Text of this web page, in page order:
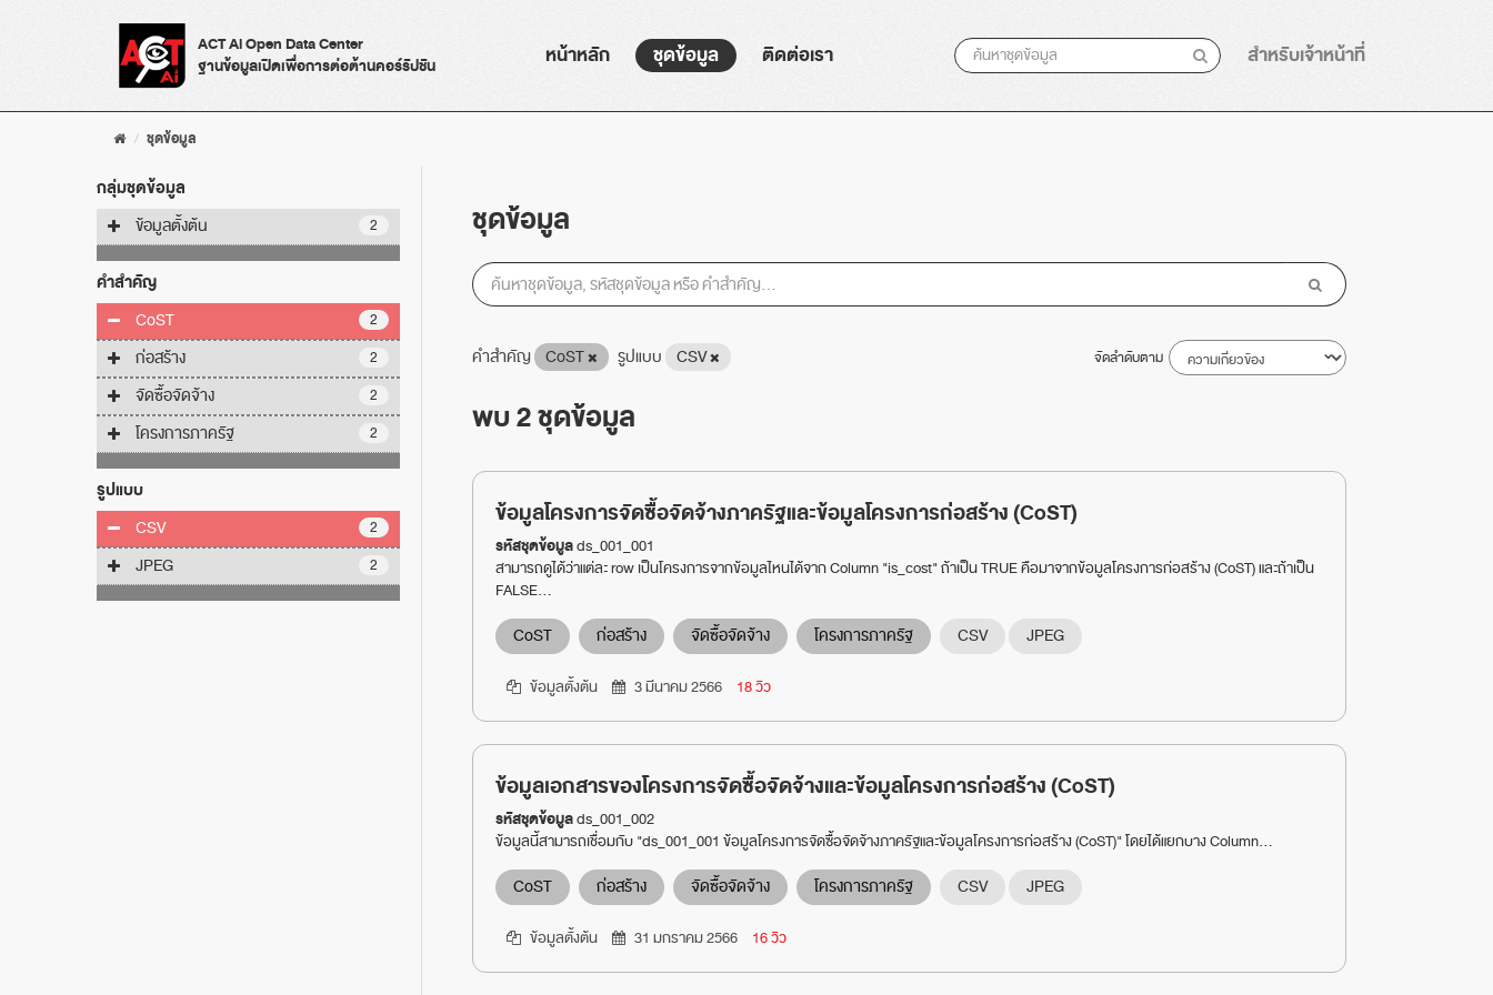
ACT Ai Open Data Center
ฐานข้อมูลเปิดเพื่อการต่อต้านคอร์รัปชัน
หน้าหลัก ชุดข้อมูล ติดต่อเรา สำหรับเจ้าหน้าที่
ชุดข้อมูล
กลุ่มชุดข้อมูล
ข้อมูลตั้งต้น 2
คำสำคัญ
CoST 2
ก่อสร้าง 2
จัดซื้อจัดจ้าง 2
โครงการภาครัฐ 2
รูปแบบ
CSV 2
JPEG 2
ชุดข้อมูล
จัดลำดับตาม
คำสำคัญ CoST รูปแบบ CSV
พบ 2 ชุดข้อมูล
ข้อมูลโครงการจัดซื้อจัดจ้างภาครัฐและข้อมูลโครงการก่อสร้าง (CoST)
รหัสชุดข้อมูลds_001_001
สามารถดูได้ว่าแต่ละ row เป็นโครงการจากข้อมูลไหนได้จาก Column "is_cost" ถ้าเป็น TRUE คือมาจากข้อมูลโครงการก่อสร้าง (CoST) และถ้าเป็น
FALSE...
CoST ก่อสร้าง จัดซื้อจัดจ้าง โครงการภาครัฐ CSV JPEG
ข้อมูลตั้งต้น 3 มีนาคม 2566 18 วิว
ข้อมูลเอกสารของโครงการจัดซื้อจัดจ้างและข้อมูลโครงการก่อสร้าง (CoST)
รหัสชุดข้อมูลds_001_002
ข้อมูลนี้สามารถเชื่อมกับ "ds_001_001 ข้อมูลโครงการจัดซื้อจัดจ้างภาครัฐและข้อมูลโครงการก่อสร้าง (CoST)" โดยได้แยกบาง Column...
CoST ก่อสร้าง จัดซื้อจัดจ้าง โครงการภาครัฐ CSV JPEG
ข้อมูลตั้งต้น 31 มกราคม 2566 16 วิว